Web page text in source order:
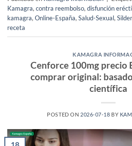
Kamagra, contra reembolso, disfunción
kamagra, Online-España, Salud-Sexual,
receta
KAMAGRA
Cenforce 100mg precio
comprar original:
científica
POSTED ON 2026-07-18 BY